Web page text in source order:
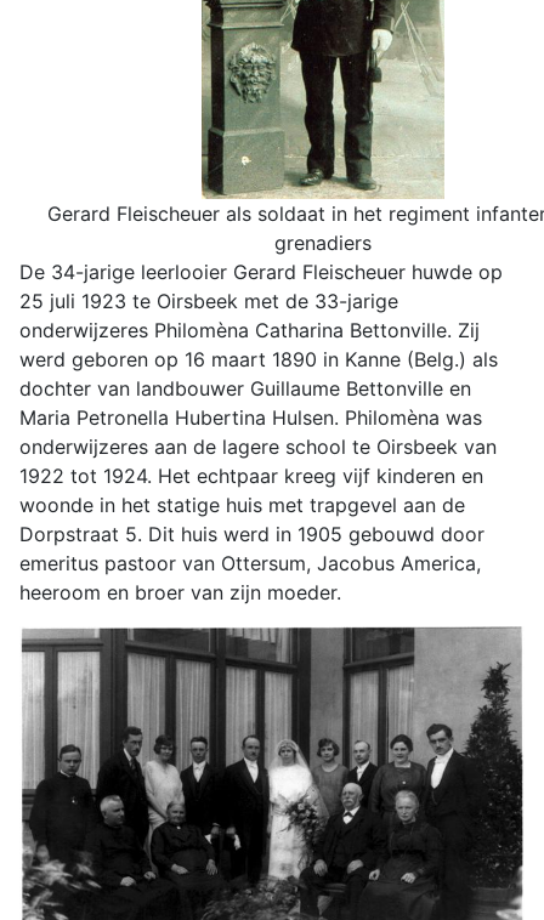
Gerard Fleischeuer als soldaat in het regiment
grenadiers
De 34-jarige leerlooier Gerard Fleischeuer huwde op
25 juli 1923 te Oirsbeek met de 33-jarige
onderwijzeres Philomèna Catharina Bettonville. Zij
werd geboren op 16 maart 1890 in Kanne (Belg.) als
dochter van landbouwer Guillaume Bettonville en
Maria Petronella Hubertina Hulsen. Philomèna was
onderwijzeres aan de lagere school te Oirsbeek van
1922 tot 1924. Het echtpaar kreeg vijf kinderen en
woonde in het statige huis met trapgevel aan de
Dorpstraat 5. Dit huis werd in 1905 gebouwd door
emeritus pastoor van Ottersum, Jacobus America,
heeroom en broer van zijn moeder.